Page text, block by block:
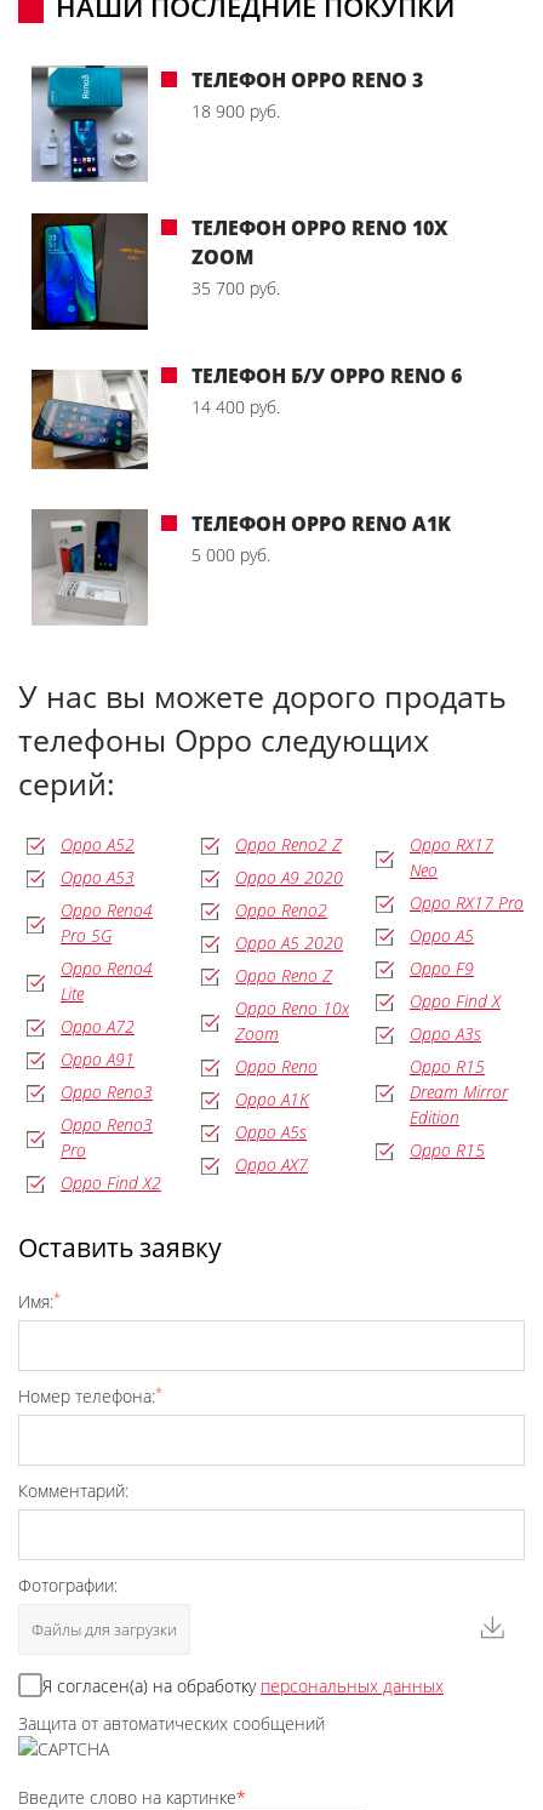
ТЕЛЕФОН OPPO RENO 3
18 900 руб.
ТЕЛЕФОН OPPO RENO 10X
ZOOM
35 700 руб.
ТЕЛЕФОН Б/У OPPO RENO 6
14 400 руб.
ТЕЛЕФОН OPPO RENO A1K
5 000 руб.
У нас вы можете дорого продать
телефоны Oppo следующих
серий:
Oppo A52
Oppo A53
Oppo Reno4
Pro 5G
Oppo Reno4
Lite
Oppo A72
Oppo A91
Oppo Reno3
Oppo Reno3
Pro
Oppo Find X2
Oppo Reno2 Z
Oppo A9 2020
Oppo Reno2
Oppo A5 2020
Oppo Reno Z
Oppo Reno 10x
Zoom
Oppo Reno
Oppo A1K
Oppo A5s
Oppo AX7
Oppo RX17
Neo
Oppo RX17 Pro
Oppo A5
Oppo F9
Oppo Find X
Oppo A3s
Oppo R15
Dream Mirror
Edition
Oppo R15
Оставить заявку
Имя:*
Номер телефона:*
Комментарий:
Фотографии:
Файлы для загрузки
Я согласен(а) на обработку персональных данных
Защита от автоматических сообщений
Введите слово на картинке*